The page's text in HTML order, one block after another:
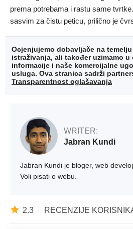
prema potrebama i rastu same
sasvim za čistu peticu, prilično je
Ocjenjujemo dobavljače na
istraživanja, ali također uzimamo
informacije i naše komercijalne
usluga. Ova stranica sadrži
Transparentnost oglašavanja
WRITER:
Jabran Kundi
Jabran Kundi je bloger, web
Voli pisati o webu.
2.3 RECENZIJE